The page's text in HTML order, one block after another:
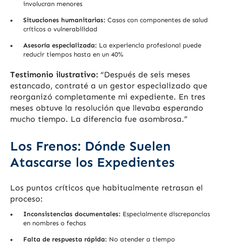
involucran menores
Situaciones humanitarias: Casos con componentes de salud
críticos o vulnerabilidad
Asesoría especializada: La experiencia profesional puede
reducir tiempos hasta en un 40%
Testimonio ilustrativo: “Después de seis meses
estancado, contraté a un gestor especializado que
reorganizó completamente mi expediente. En tres
meses obtuve la resolución que llevaba esperando
mucho tiempo. La diferencia fue asombrosa.”
Los Frenos: Dónde Suelen
Atascarse los Expedientes
Los puntos críticos que habitualmente retrasan el
proceso:
Inconsistencias documentales: Especialmente discrepancias
en nombres o fechas
Falta de respuesta rápida: No atender a tiempo